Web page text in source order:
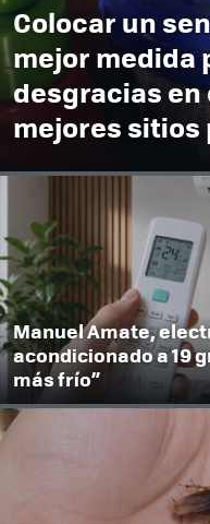
Colocar un
mejor medida
desgracias en
mejores sitios
Manuel Amate,
acondicionado a 19
más frío”